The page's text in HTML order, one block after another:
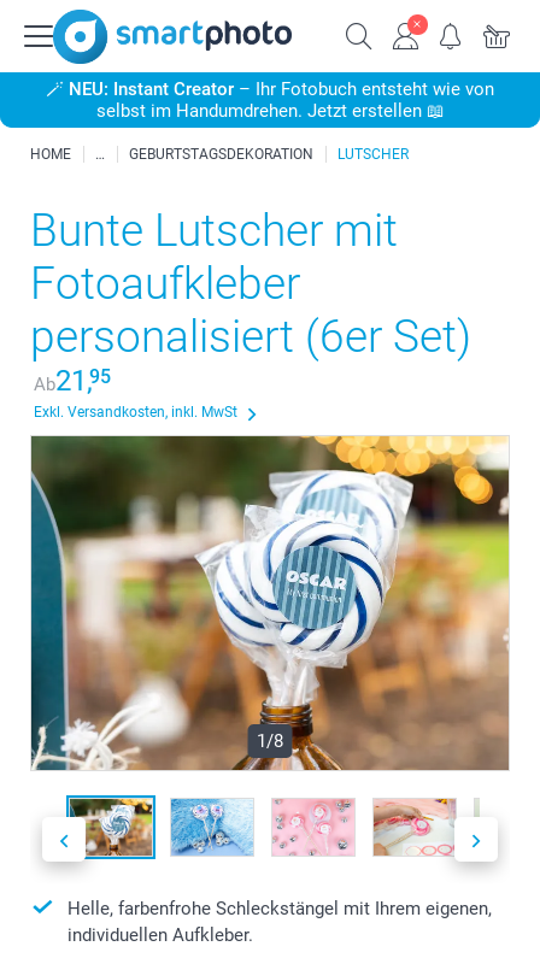
🪄 NEU: Instant Creator – Ihr Fotobuch entsteht wie von
selbst im Handumdrehen. Jetzt erstellen 📖
HOME GEBURTSTAGSDEKORATION LUTSCHER
Bunte Lutscher mit
Fotoaufkleber
personalisiert (6er Set)
Ab21,95
Exkl. Versandkosten, inkl. MwSt
1/8
Helle, farbenfrohe Schleckstängel mit Ihrem eigenen,
individuellen Aufkleber.